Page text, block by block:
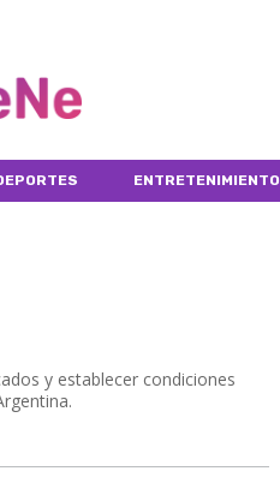
ENTRETENIMIENTO
y establecer condiciones